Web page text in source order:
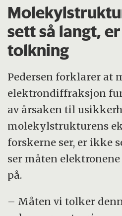
undersøkes.
Når elektronet treffer
retning. Ved å skyte
det er noe «hardt». Ved
mønsteret som dannes
noe om avstanden
dermed også forstå
ut.
sett så langt,
tolkning
Pedersen forklarer at
elektrondiffraksjon
av årsaken til
molekylstrukturens
forskerne ser, er ikke
ser måten
på.
– Måten vi tolker